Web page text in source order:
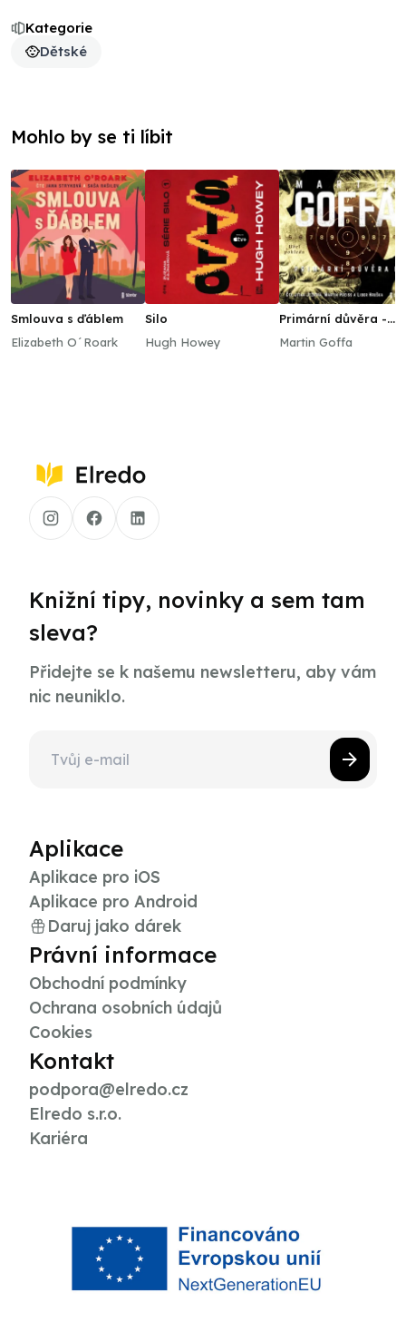
Kategorie
Dětské
Mohlo by se ti líbit
Smlouva s ďáblem
Elizabeth O´Roark
Silo
Hugh Howey
Primární důvěra -
Martin Goffa
Knižní tipy, novinky a sem tam
sleva?
Přidejte se k našemu newsletteru, aby vám
nic neuniklo.
Aplikace
Aplikace pro iOS
Aplikace pro Android
Daruj jako dárek
Právní informace
Obchodní podmínky
Ochrana osobních údajů
Cookies
Kontakt
podpora@elredo.cz
Elredo s.r.o.
Kariéra